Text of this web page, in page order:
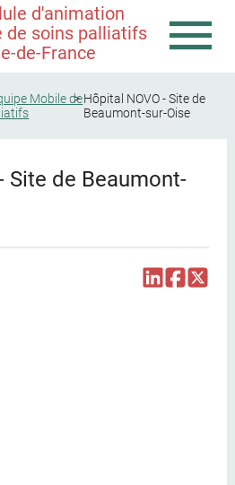
d'animation
de soins palliatifs
de-France
Mobile deHôpital NOVO - Site de
Beaumont-sur-Oise
Site de Beaumont-